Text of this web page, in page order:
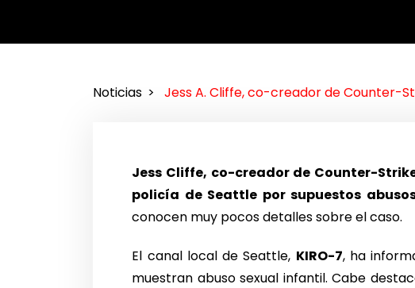
Noticias Jess A. Cliffe, co-creador de Counter-
Jess Cliffe, co-creador de Counter-
policía de Seattle por supuestos
conocen muy pocos detalles sobre el caso.
El canal local de Seattle, KIRO-7, ha
muestran abuso sexual infantil. Cabe